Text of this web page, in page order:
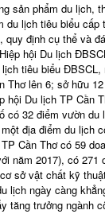
sản phẩm du lịch,
du lịch tiêu biểu
định cụ thể và
hội Du lịch
tiêu biểu
Thơ lên 6; sở hữu
hội Du lịch TP Cần
có 32 điểm vườn du
địa điểm du lịch
Cần Thơ có 59
năm 2017), có
sở vật chất kỹ
lịch ngày càng
tăng trưởng ngành